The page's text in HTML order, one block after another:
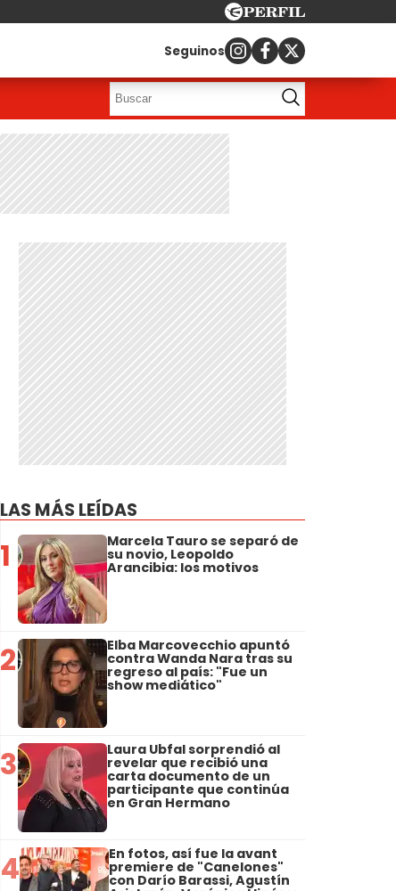
Seguinos
LAS MÁS LEÍDAS
1 Marcela Tauro se separó de
su novio, Leopoldo
Arancibia: los motivos
2 Elba Marcovecchio apuntó
contra Wanda Nara tras su
regreso al país: "Fue un
show mediático"
3 Laura Ubfal sorprendió al
revelar que recibió una
carta documento de un
participante que continúa
en Gran Hermano
4 En fotos, así fue la avant
premiere de "Canelones"
con Darío Barassi, Agustín